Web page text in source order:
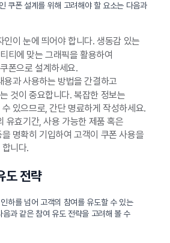
쿠폰 설계를 위해 고려해야 할 요소는 다음과
이 눈에 띄어야 합니다. 생동감 있는
티에 맞는 그래픽을 활용하여
폰으로 설계하세요.
용과 사용하는 방법을 간결하고
것이 중요합니다. 복잡한 정보는
있으므로, 간단 명료하게 작성하세요.
유효기간, 사용 가능한 제품 혹은
명확히 기입하여 고객이 쿠폰 사용을
니다.
도 전략
하를 넘어 고객의 참여를 유도할 수 있는
과 같은 참여 유도 전략을 고려해 볼 수